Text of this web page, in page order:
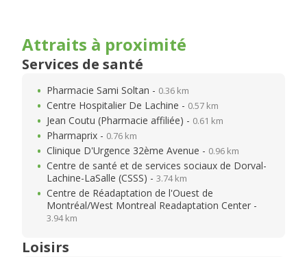
Attraits à proximité
Services de santé
Pharmacie Sami Soltan - 0.36 km
Centre Hospitalier De Lachine - 0.57 km
Jean Coutu (Pharmacie affiliée) - 0.61 km
Pharmaprix - 0.76 km
Clinique D'Urgence 32ème Avenue - 0.96 km
Centre de santé et de services sociaux de Dorval-
Lachine-LaSalle (CSSS) - 3.74 km
Centre de Réadaptation de l'Ouest de
Montréal/West Montreal Readaptation Center -
3.94 km
Loisirs